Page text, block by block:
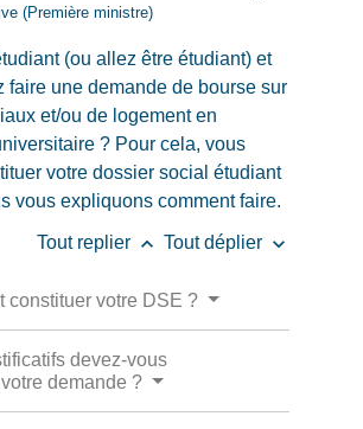
(Première ministre)
(ou allez être étudiant) et
faire une demande de bourse sur
et/ou de logement en
? Pour cela, vous
votre dossier social étudiant
vous expliquons comment faire.
Tout replier keyboard_arrow_up Tout déplier keyboard_arrow_down
constituer votre DSE ?
devez-vous
demande ?